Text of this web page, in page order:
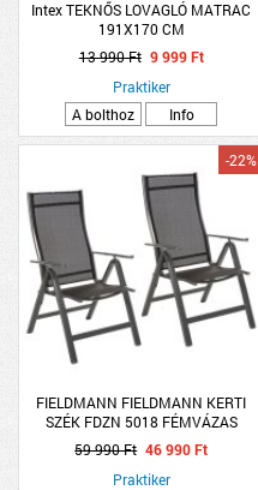
Intex TEKNŐS LOVAGLÓ MATRAC
191X170 CM
13 990 Ft 9 999 Ft
Praktiker
A bolthoz
Info
FIELDMANN FIELDMANN KERTI
SZÉK FDZN 5018 FÉMVÁZAS
ÁLLÍTHATÓ 62X111.5X68 CM
-22%
59 990 Ft 46 990 Ft
Praktiker